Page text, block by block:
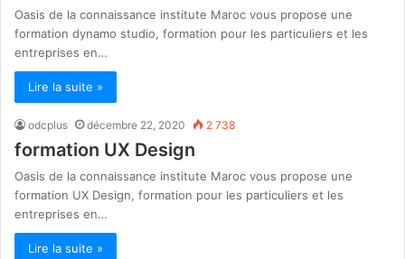
Oasis de la connaissance institute Maroc vous propose une
formation dynamo studio, formation pour les particuliers et les
entreprises en…
Lire la suite »
odcplus décembre 22, 2020 2 738
formation UX Design
Oasis de la connaissance institute Maroc vous propose une
formation UX Design, formation pour les particuliers et les
entreprises en…
Lire la suite »